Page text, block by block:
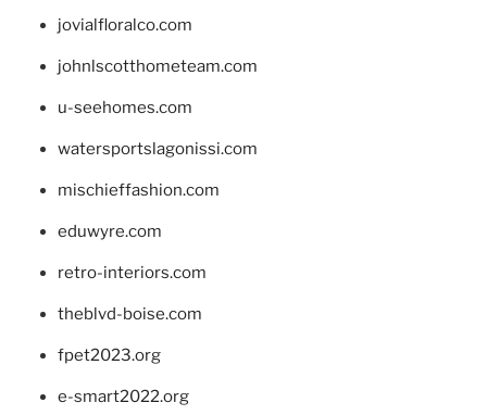
jovialfloralco.com
johnlscotthometeam.com
u-seehomes.com
watersportslagonissi.com
mischieffashion.com
eduwyre.com
retro-interiors.com
theblvd-boise.com
fpet2023.org
e-smart2022.org